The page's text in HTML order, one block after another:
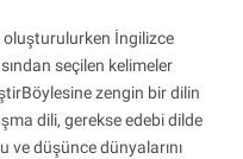
oluşturulurken İngilizce
seçilen kelimeler
zengin bir dilin
dili, gerekse edebi dilde
ve düşünce dünyalarını